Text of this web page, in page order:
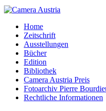
Home
Zeitschrift
Ausstellungen
Bücher
Edition
Bibliothek
Camera Austria Preis
Fotoarchiv Pierre
Rechtliche Informationen